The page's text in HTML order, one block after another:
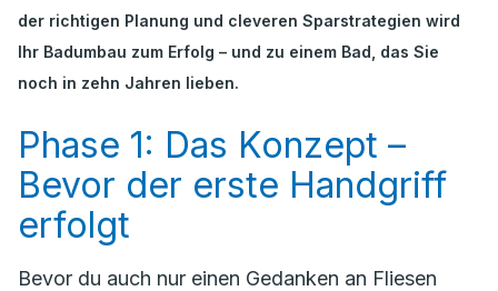
der richtigen Planung und cleveren Sparstrategien wird
Ihr Badumbau zum Erfolg – und zu einem Bad, das Sie
noch in zehn Jahren lieben.
Phase 1: Das Konzept –
Bevor der erste Handgriff
erfolgt
Bevor du auch nur einen Gedanken an Fliesen